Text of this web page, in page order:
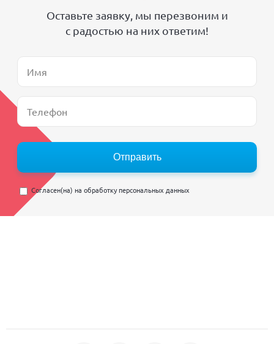
Оставьте заявку, мы перезвоним и
с радостью на них ответим!
Отправить
Согласен(на) на обработку персональных данных